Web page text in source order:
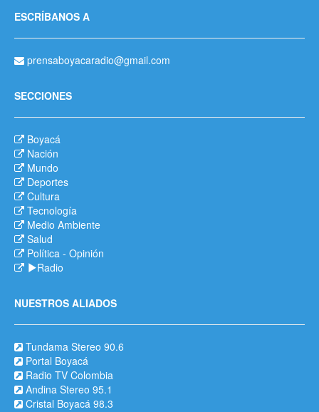
ESCRÍBANOS A
prensaboyacaradio@gmail.com
SECCIONES
Boyacá
Nación
Mundo
Deportes
Cultura
Tecnología
Medio Ambiente
Salud
Política - Opinión
Radio
NUESTROS ALIADOS
Tundama Stereo 90.6
Portal Boyacá
Radio TV Colombia
Andina Stereo 95.1
Cristal Boyacá 98.3